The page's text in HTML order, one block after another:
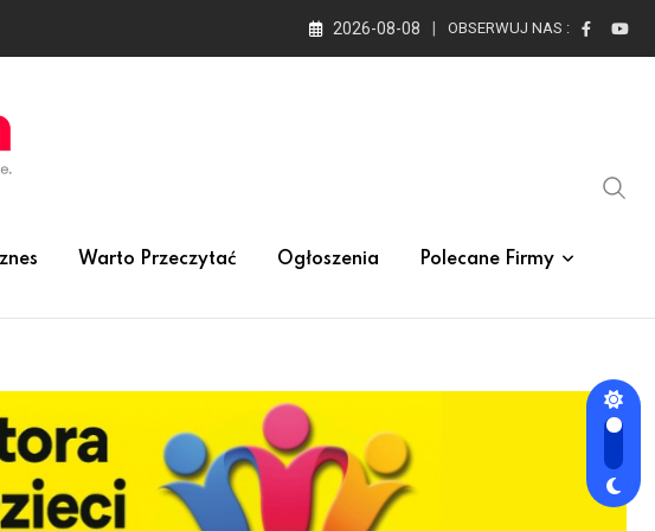
2026-08-08 OBSERWUJ NAS :
Warto Przeczytać Ogłoszenia Polecane Firmy